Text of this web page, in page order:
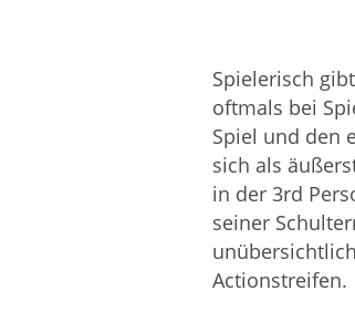
Spielerisch
oftmals bei
Spiel und den
sich als
in der 3rd
seiner
Actionstreifen.